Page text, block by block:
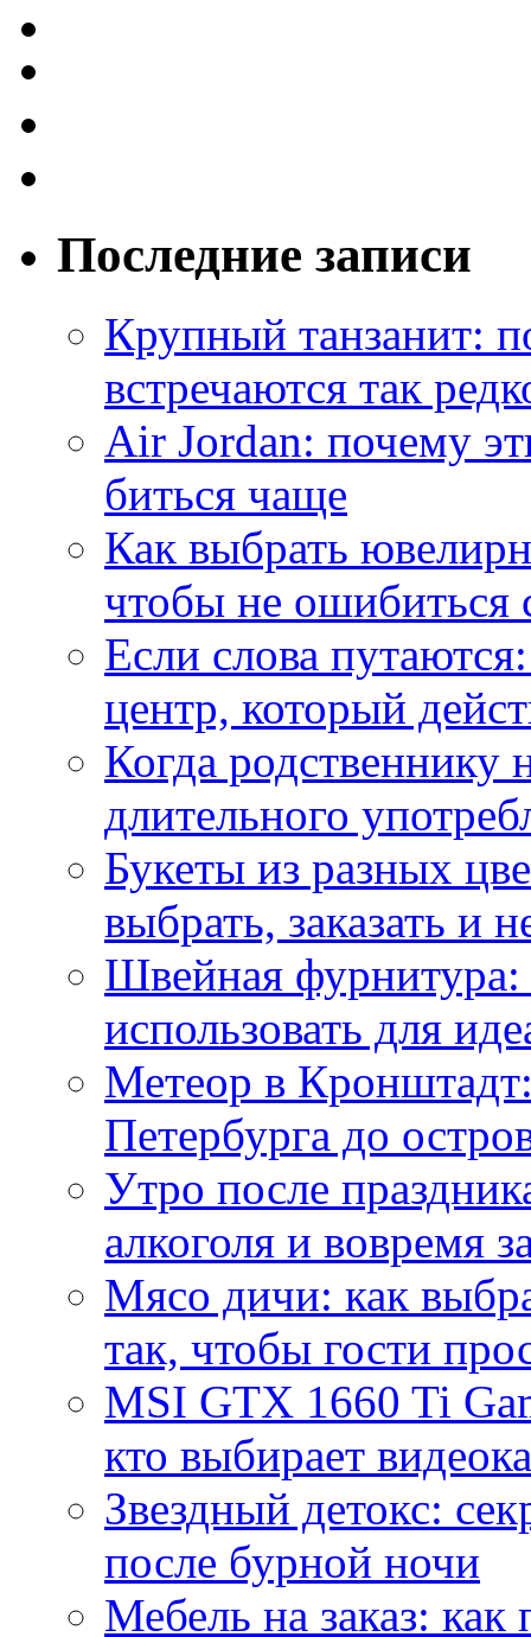
Последние записи
Крупный танзанит:
встречаются так
Air Jordan: почему
биться чаще
Как выбрать
чтобы не ошибиться
Если слова
центр, который
Когда
длительного
Букеты из разных
выбрать, заказать и
Швейная фурнитура:
использовать для
Метеор в
Петербурга до
Утро после
алкоголя и вовремя
Мясо дичи: как
так, чтобы гости
MSI GTX 1660 Ti
кто выбирает
Звездный детокс:
после бурной ночи
Мебель на заказ: